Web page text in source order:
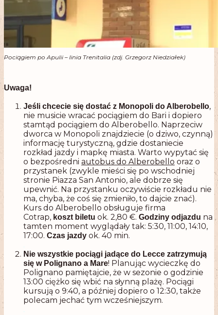
Pociągiem po Apulii – linia Trenitalia (zdj. Grzegorz Niedziałek)
.
Uwaga!
Jeśli chcecie się dostać z Monopoli do Alberobello,
nie musicie wracać pociągiem do Bari i dopiero
stamtąd pociągiem do Alberobello. Naprzeciw
dworca w Monopoli znajdziecie (o dziwo, czynną)
informację turystyczną, gdzie dostaniecie
rozkład jazdy i mapkę miasta. Warto wypytać się
o bezpośredni autobus do Alberobello oraz o
przystanek (zwykle mieści się po wschodniej
stronie Piazza San Antonio, ale dobrze się
upewnić. Na przystanku oczywiście rozkładu nie
ma, chyba, że coś się zmieniło, to dajcie znać).
Kurs do Alberobello obsługuje firma
Cotrap, koszt biletu ok. 2,80 €. Godziny odjazdu na
tamten moment wyglądały tak: 5:30, 11:00, 14:10,
17:00. Czas jazdy ok. 40 min.
.
Nie wszystkie pociągi jadące do Lecce zatrzymują
się w Polignano a Mare! Planując wycieczkę do
Polignano pamiętajcie, że w sezonie o godzinie
13:00 ciężko się wbić na słynną plażę. Pociągi
kursują o 9:40, a później dopiero o 12:30, także
polecam jechać tym wcześniejszym.
.